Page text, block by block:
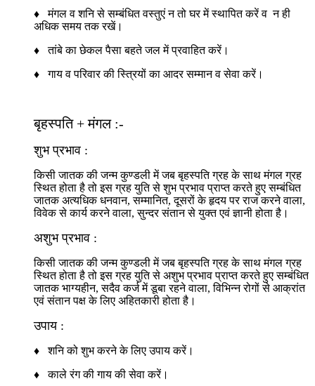
♦ मंगल व शनि से सम्बंधित वस्तुएं न तो घर में स्थापित करें व न ही
अधिक समय तक रखें।
♦ तांबे का छेकल पैसा बहते जल में प्रवाहित करें।
♦ गाय व परिवार की स्त्रियों का आदर सम्मान व सेवा करें।
बृहस्पति + मंगल :-
शुभ प्रभाव :
किसी जातक की जन्म कुण्डली में जब बृहस्पति ग्रह के साथ मंगल ग्रह
स्थित होता है तो इस ग्रह युति से शुभ प्रभाव प्राप्त करते हुए सम्बंधित
जातक अत्यधिक धनवान, सम्मानित, दूसरों के हृदय पर राज करने वाला,
विवेक से कार्य करने वाला, सुन्दर संतान से युक्त एवं ज्ञानी होता है।
अशुभ प्रभाव :
किसी जातक की जन्म कुण्डली में जब बृहस्पति ग्रह के साथ मंगल ग्रह
स्थित होता है तो इस ग्रह युति से अशुभ प्रभाव प्राप्त करते हुए सम्बंधित
जातक भाग्यहीन, सदैव कर्ज में डूबा रहने वाला, विभिन्न रोगों से आक्रांत
एवं संतान पक्ष के लिए अहितकारी होता है।
उपाय :
♦ शनि को शुभ करने के लिए उपाय करें।
♦ काले रंग की गाय की सेवा करें।